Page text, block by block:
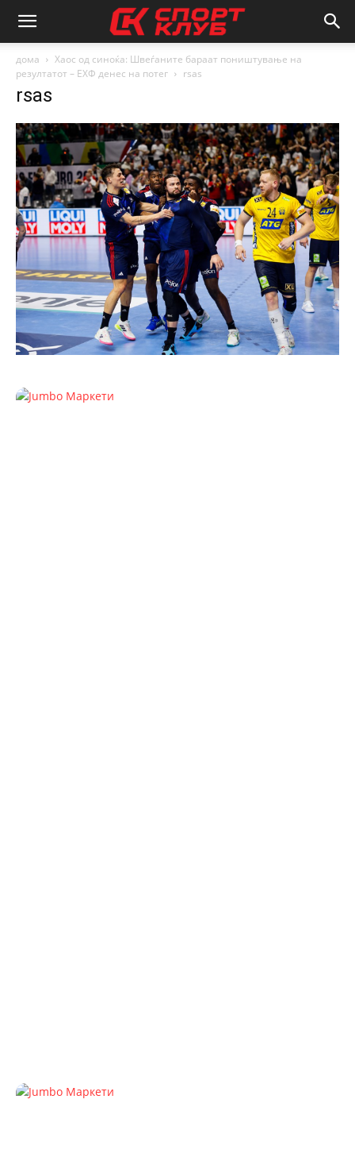
дома
Хаос од синоќа: Швеѓаните бараат поништување на
резултатот – ЕХФ денес на потег
rsas
rsas